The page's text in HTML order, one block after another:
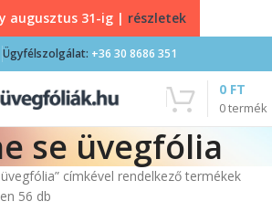
Ügyfélszolgálat: +36 30 8686 351
0termék
0 FT
se üvegfólia
címkével rendelkező termékek
56 db
augusztus 31-ig | részletek